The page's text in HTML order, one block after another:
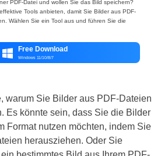
PDF-Datei und wollen Sie das Bild speichern?
Tools anbieten, damit Sie Bilder aus PDF-
Wählen Sie ein Tool aus und führen Sie die
 Free Download
Windows 11/10/8/7
warum Sie Bilder aus PDF-Dateien
Es könnte sein, dass Sie die Bilder
Format nutzen möchten, indem Sie
herausziehen. Oder Sie